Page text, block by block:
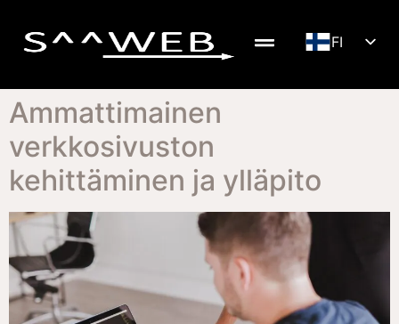
FI
Ammattimainen
verkkosivuston
kehittäminen ja ylläpito